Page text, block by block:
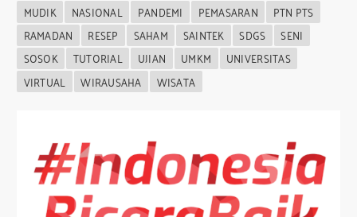
MUDIK
NASIONAL PANDEMI PEMASARAN
PTN PTS
RAMADAN
RESEP SAHAM SAINTEK SDGS
SENI
SOSOK
TUTORIAL UJIAN UMKM
UNIVERSITAS
VIRTUAL
WIRAUSAHA WISATA